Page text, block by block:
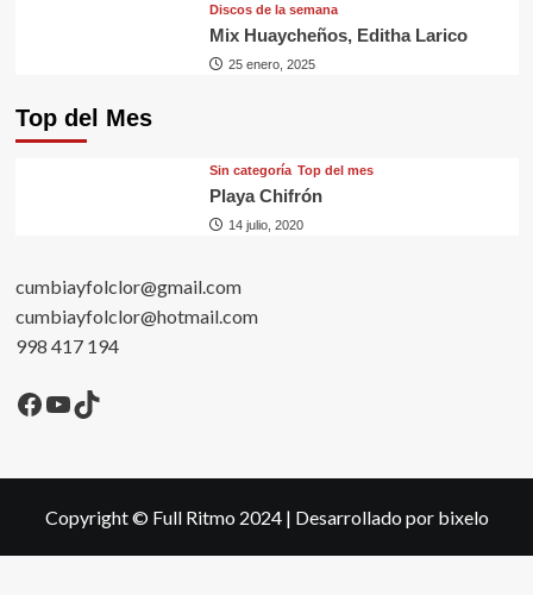
Discos de la semana
Mix Huaycheños, Editha Larico
25 enero, 2025
Top del Mes
Sin categorí­a Top del mes
Playa Chifrón
14 julio, 2020
cumbiayfolclor@gmail.com
cumbiayfolclor@hotmail.com
998 417 194
Facebook
YouTube
TikTok
Copyright © Full Ritmo 2024 | Desarrollado por bixelo